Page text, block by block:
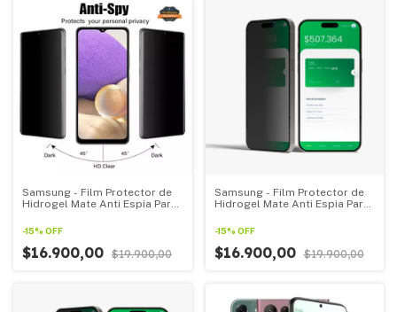
Samsung - Film Protector de
Hidrogel Mate Anti Espia Para
-15% OFF
$16.900,00 $19.900,00
Samsung - Film Protector de
Hidrogel Mate Anti Espia Para
-15% OFF
$16.900,00 $19.900,00